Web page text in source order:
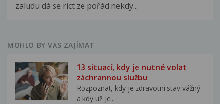
zaludu dá se rict ze pořád nekdy...
MOHLO BY VÁS ZAJÍMAT
13 situací, kdy je nutné volat
záchrannou službu
Rozpoznat, kdy je zdravotní stav vážný
a kdy už je...